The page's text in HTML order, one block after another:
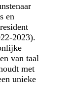
en
2023).
van taal
met
unieke